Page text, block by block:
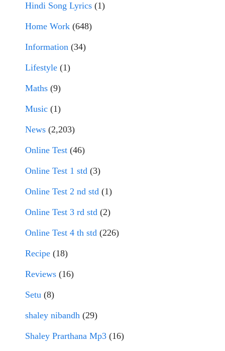
Hindi Song Lyrics (1)
Home Work (648)
Information (34)
Lifestyle (1)
Maths (9)
Music (1)
News (2,203)
Online Test (46)
Online Test 1 std (3)
Online Test 2 nd std (1)
Online Test 3 rd std (2)
Online Test 4 th std (226)
Recipe (18)
Reviews (16)
Setu (8)
shaley nibandh (29)
Shaley Prarthana Mp3 (16)